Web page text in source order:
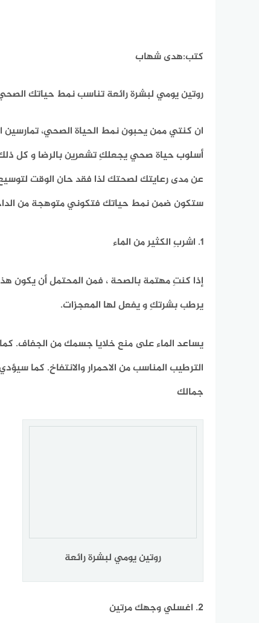
كتب:هدى شهاب
روتين يومي لبشرة رائعة تناسب نمط حياتك
ان كنتي ممن يحبون نمط الحياة الصحي، تمارسين
أسلوب حياة صحي يجعلكِ تشعرين بالرضا و كل
عن مدى رعايتك لصحتك لذا فقد حان الوقت
ستكون ضمن نمط حياتك فتكوني متوهجة من
1. اشربِ الكثير من الماء
إذا كنتِ مهتمة بالصحة ، فمن المحتمل أن يكون
يرطب بشرتكِ و يفعل لها المعجزات.
يساعد الماء على منع خلايا جسمك من الجفاف. كما
الترطيب المناسب من الاحمرار والانتفاخ. كما
جمالك
روتين يومي لبشرة رائعة
2. اغسلي وجهك مرتين